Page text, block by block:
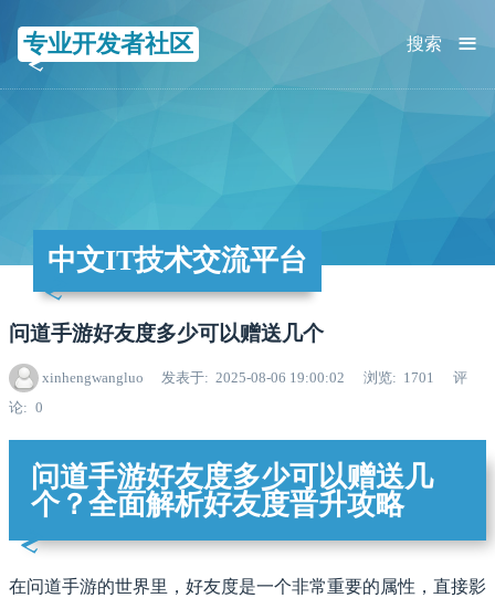
专业开发者社区 ≡
搜索
中文IT技术交流平台
问道手游好友度多少可以赠送几个
xinhengwangluo 发表于 2025-08-06 19:00:02 浏览 1701
评
论
0
问道手游好友度多少可以赠送几
个？全面解析好友度晋升攻略
在问道手游的世界里，好友度是一个非常重要的属性，直接影